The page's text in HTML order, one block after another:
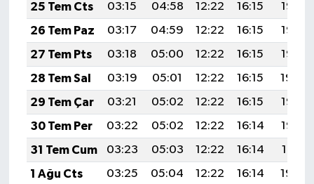
25 Tem Cts
03:15 04:58 12:22 16:15
19:37
26 Tem Paz
03:17 04:59 12:22 16:15
19:36
27 Tem Pts
03:18 05:00 12:22 16:15
19:35
28 Tem Sal
03:19 05:01 12:22 16:15
19:34
29 Tem Çar
03:21 05:02 12:22 16:15
19:33
30 Tem Per
03:22 05:02 12:22 16:14
19:32
31 Tem Cum
03:23 05:03 12:22 16:14
19:31
1 Ağu Cts
03:25 05:04 12:22 16:14
19:30